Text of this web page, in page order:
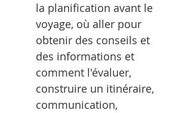
la planification avant le
voyage, où aller pour
obtenir des conseils et
des informations et
comment l'évaluer,
construire un itinéraire,
communication,